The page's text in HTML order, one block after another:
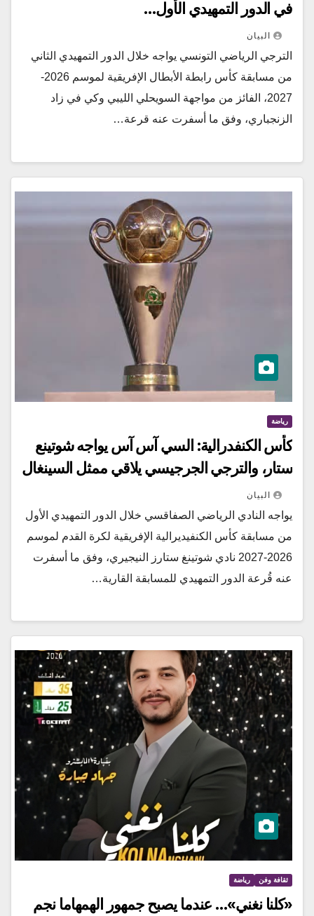
في الدور التمهيدي الأول…
البيان
الترجي الرياضي التونسي يواجه خلال الدور التمهيدي الثاني
من مسابقة كأس رابطة الأبطال الإفريقية لموسم 2026-
2027، الفائز من مواجهة السويحلي الليبي وكي في زاد
الزنجباري، وفق ما أسفرت عنه قرعة…
رياضة
كأس الكنفدرالية: السي آس آس يواجه شوتينع
ستار، والترجي الجرجيسي يلاقي ممثل السينغال
البيان
يواجه النادي الرياضي الصفاقسي خلال الدور التمهيدي الأول
من مسابقة كأس الكنفيديرالية الإفريقية لكرة القدم لموسم
2026-2027 نادي شوتينغ ستارز النيجيري، وفق ما أسفرت
عنه قُرعة الدور التمهيدي للمسابقة القارية…
ثقافة وفن رياضة
«كلنا نغني»… عندما يصبح جمهور الهمهاما نجم